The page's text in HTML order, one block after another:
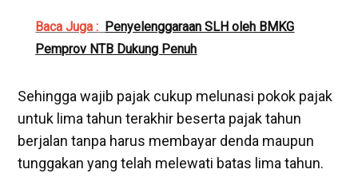
Baca Juga : Penyelenggaraan SLH oleh BMKG
Pemprov NTB Dukung Penuh
Sehingga wajib pajak cukup melunasi pokok pajak
untuk lima tahun terakhir beserta pajak tahun
berjalan tanpa harus membayar denda maupun
tunggakan yang telah melewati batas lima tahun.